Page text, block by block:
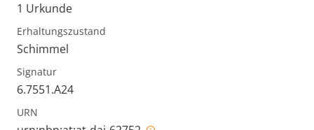
1 Urkunde
Erhaltungszustand
Schimmel
Signatur
6.7551.A24
URN